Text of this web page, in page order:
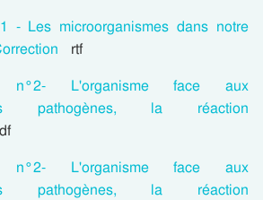
- Les microorganismes dans notre
rtf
n°2- L'organisme face aux
pathogènes, la réaction
n°2- L'organisme face aux
pathogènes, la réaction